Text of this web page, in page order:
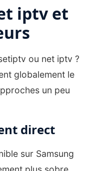
iptv et
ou net iptv ?
globalement le
un peu
direct
sur Samsung